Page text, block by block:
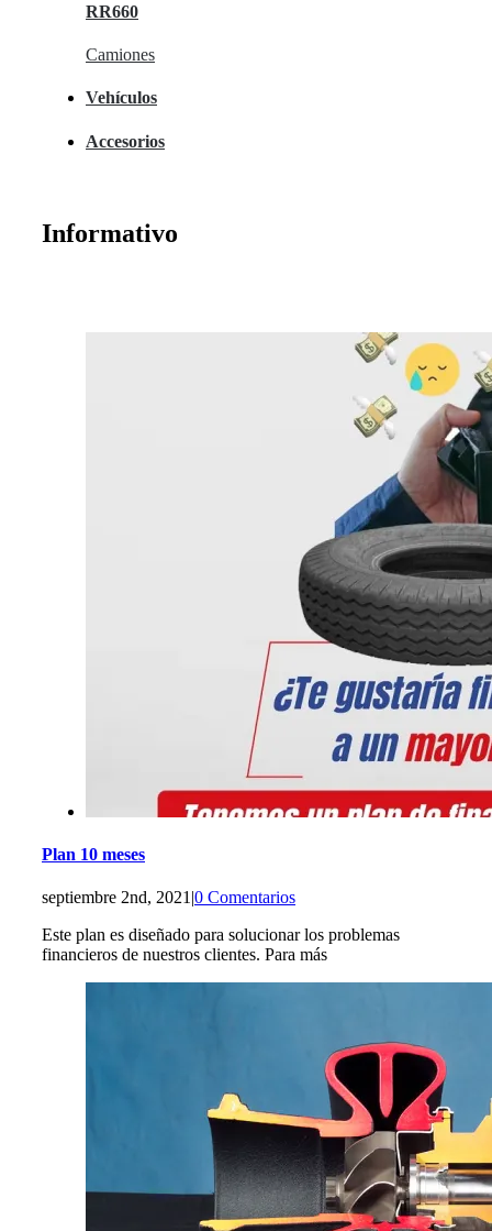
RR660
Camiones
Vehículos
Accesorios
Informativo
Plan 10 meses
septiembre 2nd, 2021 |0 Comentarios
Este plan es diseñado para solucionar los problemas
financieros de nuestros clientes. Para más